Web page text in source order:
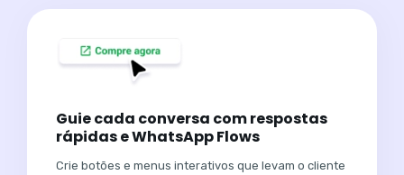
Guie cada conversa com respostas
rápidas e WhatsApp Flows
Crie botões e menus interativos que levam o cliente